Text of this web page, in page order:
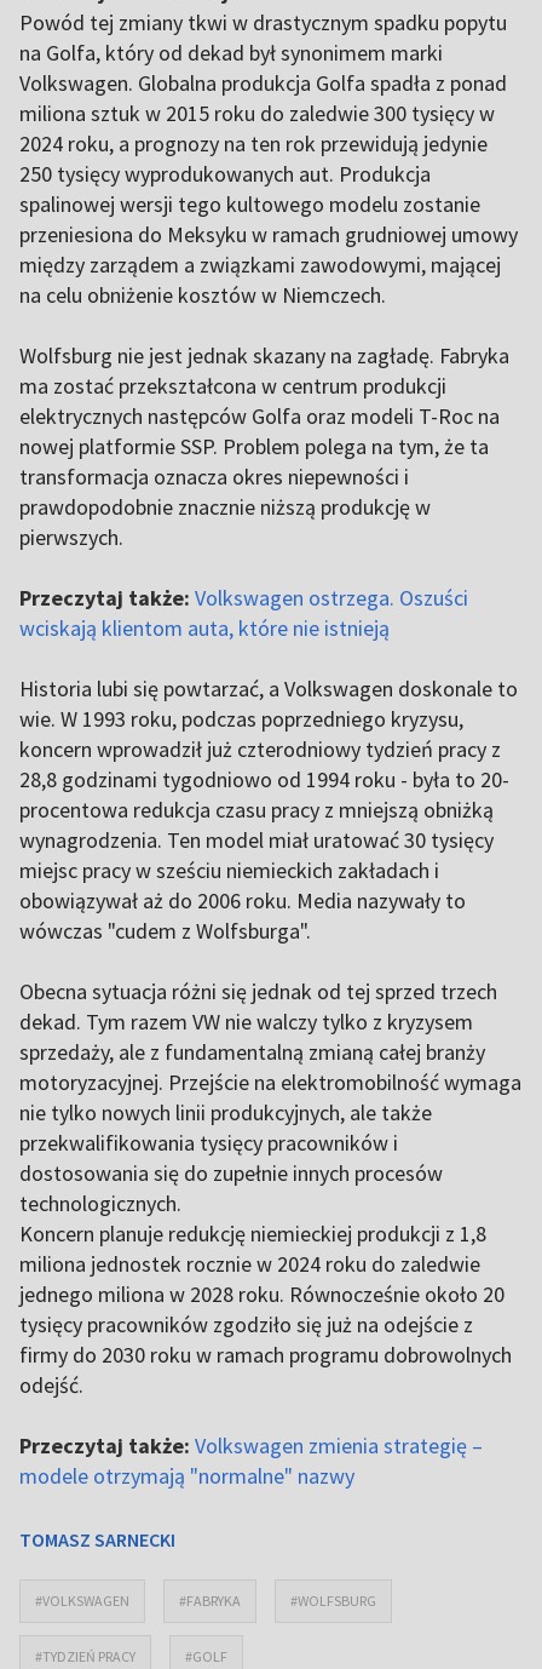
Powód tej zmiany tkwi w drastycznym spadku popytu
na Golfa, który od dekad był synonimem marki
Volkswagen. Globalna produkcja Golfa spadła z ponad
miliona sztuk w 2015 roku do zaledwie 300 tysięcy w
2024 roku, a prognozy na ten rok przewidują jedynie
250 tysięcy wyprodukowanych aut. Produkcja
spalinowej wersji tego kultowego modelu zostanie
przeniesiona do Meksyku w ramach grudniowej umowy
między zarządem a związkami zawodowymi, mającej
na celu obniżenie kosztów w Niemczech.
Wolfsburg nie jest jednak skazany na zagładę. Fabryka
ma zostać przekształcona w centrum produkcji
elektrycznych następców Golfa oraz modeli T-Roc na
nowej platformie SSP. Problem polega na tym, że ta
transformacja oznacza okres niepewności i
prawdopodobnie znacznie niższą produkcję w
pierwszych.
Przeczytaj także: Volkswagen ostrzega. Oszuści
wciskają klientom auta, które nie istnieją
Historia lubi się powtarzać, a Volkswagen doskonale to
wie. W 1993 roku, podczas poprzedniego kryzysu,
koncern wprowadził już czterodniowy tydzień pracy z
28,8 godzinami tygodniowo od 1994 roku - była to 20-
procentowa redukcja czasu pracy z mniejszą obniżką
wynagrodzenia. Ten model miał uratować 30 tysięcy
miejsc pracy w sześciu niemieckich zakładach i
obowiązywał aż do 2006 roku. Media nazywały to
wówczas "cudem z Wolfsburga".
Obecna sytuacja różni się jednak od tej sprzed trzech
dekad. Tym razem VW nie walczy tylko z kryzysem
sprzedaży, ale z fundamentalną zmianą całej branży
motoryzacyjnej. Przejście na elektromobilność wymaga
nie tylko nowych linii produkcyjnych, ale także
przekwalifikowania tysięcy pracowników i
dostosowania się do zupełnie innych procesów
technologicznych.
Koncern planuje redukcję niemieckiej produkcji z 1,8
miliona jednostek rocznie w 2024 roku do zaledwie
jednego miliona w 2028 roku. Równocześnie około 20
tysięcy pracowników zgodziło się już na odejście z
firmy do 2030 roku w ramach programu dobrowolnych
odejść.
Przeczytaj także: Volkswagen zmienia strategię –
modele otrzymają "normalne" nazwy
TOMASZ SARNECKI
#VOLKSWAGEN #FABRYKA #WOLFSBURG
#TYDZIEŃ PRACY #GOLF